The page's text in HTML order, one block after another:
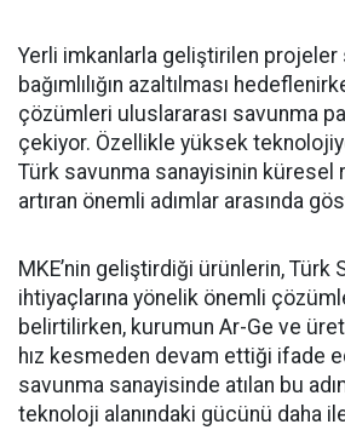
Yerli imkanlarla geliştirilen projeler
bağımlılığın azaltılması
çözümleri uluslararası savunma
çekiyor. Özellikle yüksek
Türk savunma sanayisinin küresel
artıran önemli adımlar arasında
MKE’nin geliştirdiği ürünlerin, Türk
ihtiyaçlarına yönelik önemli
belirtilirken, kurumun Ar-Ge ve
hız kesmeden devam ettiği ifade
savunma sanayisinde atılan bu
teknoloji alanındaki gücünü daha